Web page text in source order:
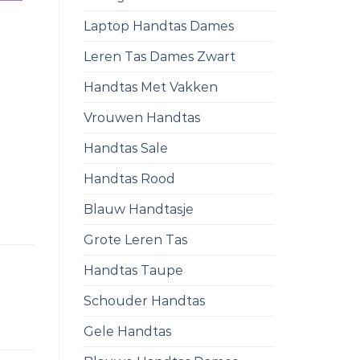
Laptop Handtas Dames
Leren Tas Dames Zwart
Handtas Met Vakken
Vrouwen Handtas
Handtas Sale
Handtas Rood
Blauw Handtasje
Grote Leren Tas
Handtas Taupe
Schouder Handtas
Gele Handtas